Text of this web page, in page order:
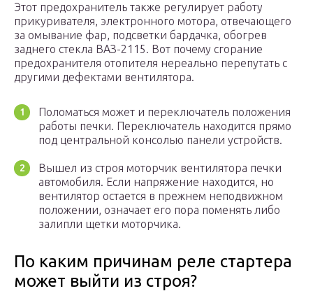
Этот предохранитель также регулирует работу
прикуривателя, электронного мотора, отвечающего
за омывание фар, подсветки бардачка, обогрев
заднего стекла ВАЗ-2115. Вот почему сгорание
предохранителя отопителя нереально перепутать с
другими дефектами вентилятора.
Поломаться может и переключатель положения
работы печки. Переключатель находится прямо
под центральной консолью панели устройств.
Вышел из строя моторчик вентилятора печки
автомобиля. Если напряжение находится, но
вентилятор остается в прежнем неподвижном
положении, означает его пора поменять либо
залипли щетки моторчика.
По каким причинам реле стартера
может выйти из строя?